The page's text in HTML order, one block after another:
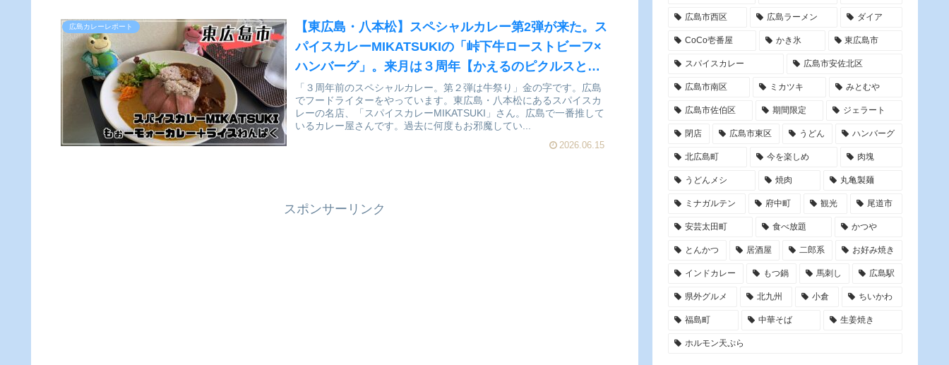
広島カレーレポート
【東広島・八本松】スペシャルカレー第2弾が来た。ス
パイスカレーMIKATSUKIの「峠下牛ローストビーフ×
ハンバーグ」。来月は３周年【かえるのピクルスと実
食レビュー】
「３周年前のスペシャルカレー。第２弾は牛祭り」金の字です。広島
でフードライターをやっています。東広島・八本松にあるスパイスカ
レーの名店、「スパイスカレーMIKATSUKI」さん。広島で一番推して
いるカレー屋さんです。過去に何度もお邪魔してい...
2026.06.15
スポンサーリンク
広島市西区 広島ラーメン ダイア
CoCo壱番屋 かき氷 東広島市
スパイスカレー 広島市安佐北区
広島市南区 ミカツキ みとむや
広島市佐伯区 期間限定 ジェラート
閉店 広島市東区 うどん ハンバーグ
北広島町 今を楽しめ 肉塊
うどんメシ 焼肉 丸亀製麺
ミナガルテン 府中町 観光 尾道市
安芸太田町 食べ放題 かつや
とんかつ 居酒屋 二郎系 お好み焼き
インドカレー もつ鍋 馬刺し 広島駅
県外グルメ 北九州 小倉 ちいかわ
福島町 中華そば 生姜焼き
ホルモン天ぷら